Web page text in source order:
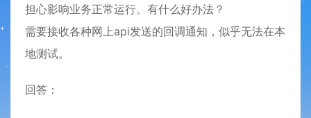
担心影响业务正常运行。有什么好办法？
需要接收各种网上api发送的回调通知，似乎无法在本
地测试。
回答：